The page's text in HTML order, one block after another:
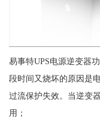
易事特UPS电源逆变器
段时间又烧坏的原因是
过流保护失效。当逆变
用；